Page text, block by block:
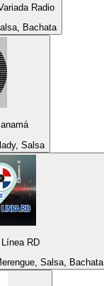
Radio
Bachata
Salsa
RD
Salsa, Bachata